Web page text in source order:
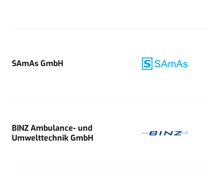
SAmAs GmbH
BINZ Ambulance- und
Umwelttechnik GmbH